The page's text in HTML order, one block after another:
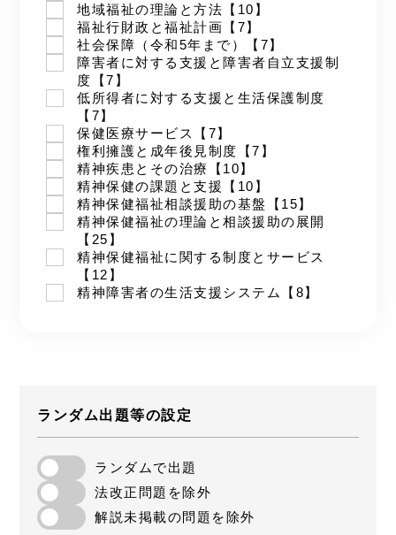
地域福祉の理論と方法【10】
福祉行財政と福祉計画【7】
社会保障（令和5年まで）【7】
障害者に対する支援と障害者自立支援制
度【7】
低所得者に対する支援と生活保護制度
【7】
保健医療サービス【7】
権利擁護と成年後見制度【7】
精神疾患とその治療【10】
精神保健の課題と支援【10】
精神保健福祉相談援助の基盤【15】
精神保健福祉の理論と相談援助の展開
【25】
精神保健福祉に関する制度とサービス
【12】
精神障害者の生活支援システム【8】
ランダム出題等の設定
ランダムで出題
法改正問題を除外
解説未掲載の問題を除外